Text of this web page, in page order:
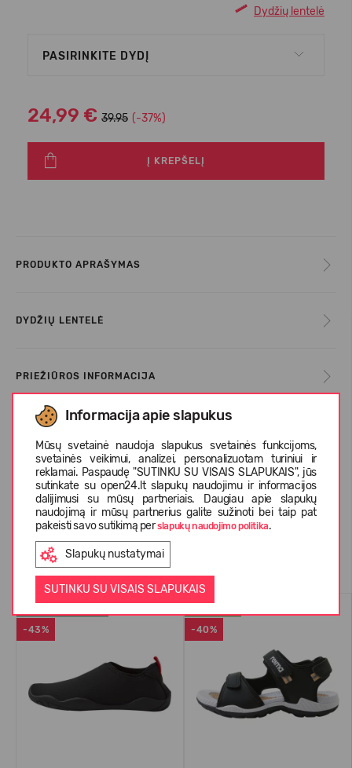
Informacija apie slapukus
Mūsų svetainė naudoja slapukus svetainės funkcijoms,
svetainės veikimui, analizei, personalizuotam turiniui ir
reklamai. Paspaudę "SUTINKU SU VISAIS SLAPUKAIS", jūs
sutinkate su open24.lt slapukų naudojimu ir informacijos
dalijimusi su mūsų partneriais. Daugiau apie slapukų
naudojimą ir mūsų partnerius galite sužinoti bei taip pat
pakeisti savo sutikimą perslapukų naudojimo politika.
Slapukų nustatymai
SUTINKU SU VISAIS SLAPUKAIS
Dydžių lentelė
PASIRINKITE DYDĮ
24,99 € 39.95 (-37%)
Į KREPŠELĮ
PRODUKTO APRAŠYMAS
DYDŽIŲ LENTELĖ
PRIEŽIŪROS INFORMACIJA
KLIENTŲ ATSILIEPIMAI (0)
Panašios prekės
-43%
VANDENS BATAI
-40%
VASARAI